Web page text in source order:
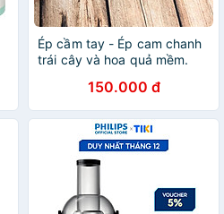
Ép cầm tay - Ép cam chanh
trái cây và hoa quả mềm.
phù hợp cho gia đình quán
nước Bar nhà hàng
150.000 đ